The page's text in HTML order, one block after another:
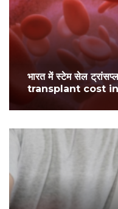
भारत में स्टेम सेल
transplant cost